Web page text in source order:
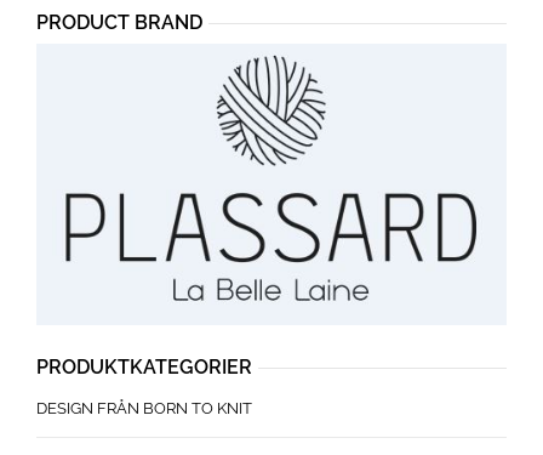
PRODUCT BRAND
PRODUKTKATEGORIER
DESIGN FRÅN BORN TO KNIT